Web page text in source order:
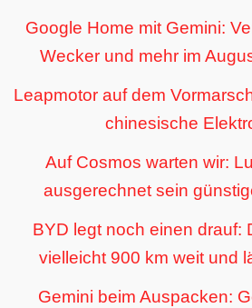
Google Home mit Gemini:
Wecker und mehr im
Leapmotor auf dem
chinesische
Auf Cosmos warten wir:
ausgerechnet sein
BYD legt noch einen drauf:
vielleicht 900 km weit und
Gemini beim Auspacken: